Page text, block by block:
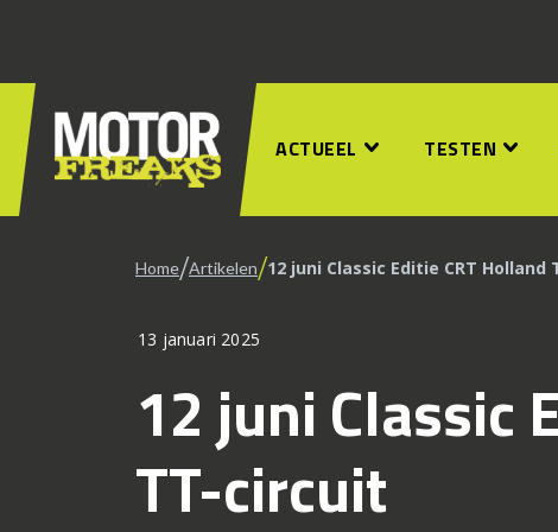
ACTUEEL TESTEN
Home/Artikelen/12 juni Classic Editie CRT Holland
13 januari 2025
12 juni Classic
TT-circuit